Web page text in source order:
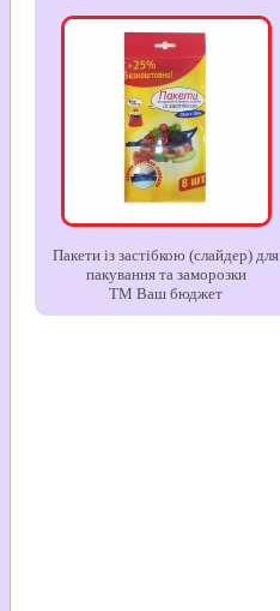
Пакети із застібкою (слайдер) для
пакування та заморозки
ТМ Ваш бюджет